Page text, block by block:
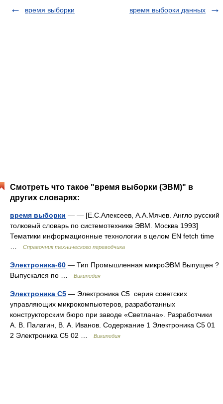
время выборки
время выборки данных
Смотреть что такое "время выборки (ЭВМ)" в
других словарях:
время выборки — — [Е.С.Алексеев, А.А.Мячев. Англо русский
толковый словарь по системотехнике ЭВМ. Москва 1993]
Тематики информационные технологии в целом EN fetch time
Справочник технического переводчика
Электроника-60 — Тип Промышленная микроЭВМ Выпущен ?
Выпускался по …
Википедия
Электроника С5 — Электроника С5 серия советских
управляющих микрокомпьютеров, разработанных
конструкторским бюро при заводе «Светлана». Разработчики
А. В. Палагин, В. А. Иванов. Содержание 1 Электроника С5 01
2 Электроника С5 02 …
Википедия